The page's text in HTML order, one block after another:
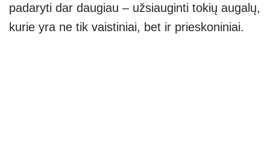
padaryti dar daugiau – užsiauginti tokių augalų,
kurie yra ne tik vaistiniai, bet ir prieskoniniai.